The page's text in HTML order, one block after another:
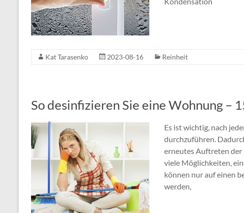
Kat Tarasenko 2023-08-16 Reinheit
So desinfizieren Sie eine Wohnung –
Es ist wichtig, nach
durchzuführen.
erneutes Auftreten der
viele Möglichkeiten,
können nur auf einen
werden,